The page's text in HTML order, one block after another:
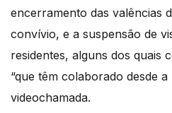
encerramento das valências
convívio, e a suspensão de
residentes, alguns dos quais
“que têm colaborado desde
videochamada.